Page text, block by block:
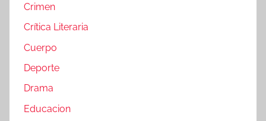
Crimen
Crítica Literaria
Cuerpo
Deporte
Drama
Educacion